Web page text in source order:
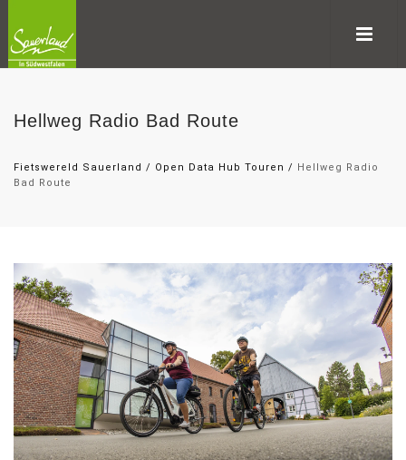
Hellweg Radio Bad Route
Fietswereld Sauerland / Open Data Hub Touren / Hellweg Radio
Bad Route